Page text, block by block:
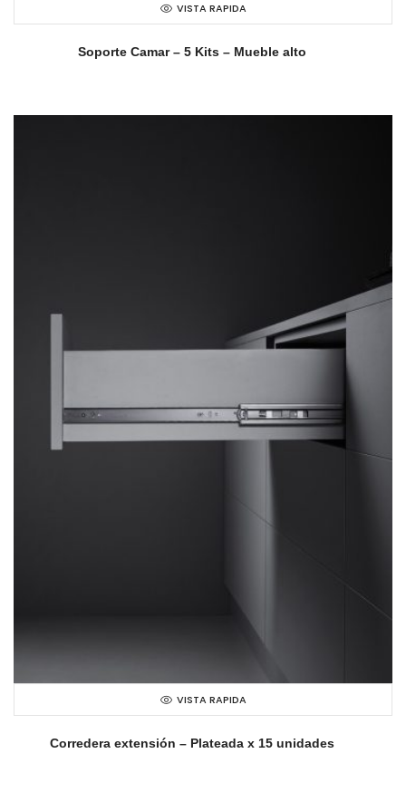
VISTA RAPIDA
Soporte Camar – 5 Kits – Mueble alto
VISTA RAPIDA
Corredera extensión – Plateada x 15 unidades